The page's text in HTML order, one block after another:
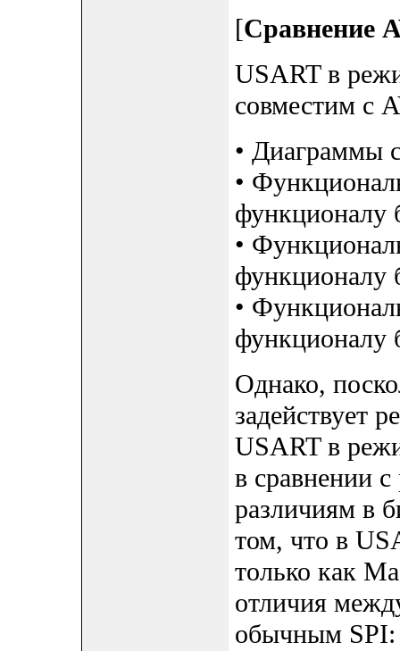
[Сравнение
USART в
совместим с
• Диаграммы
•
функционалу
•
функционалу
•
функционалу
Однако,
задействует
USART в
в сравнении
различиям в
том, что в
только как
отличия
обычным SPI: